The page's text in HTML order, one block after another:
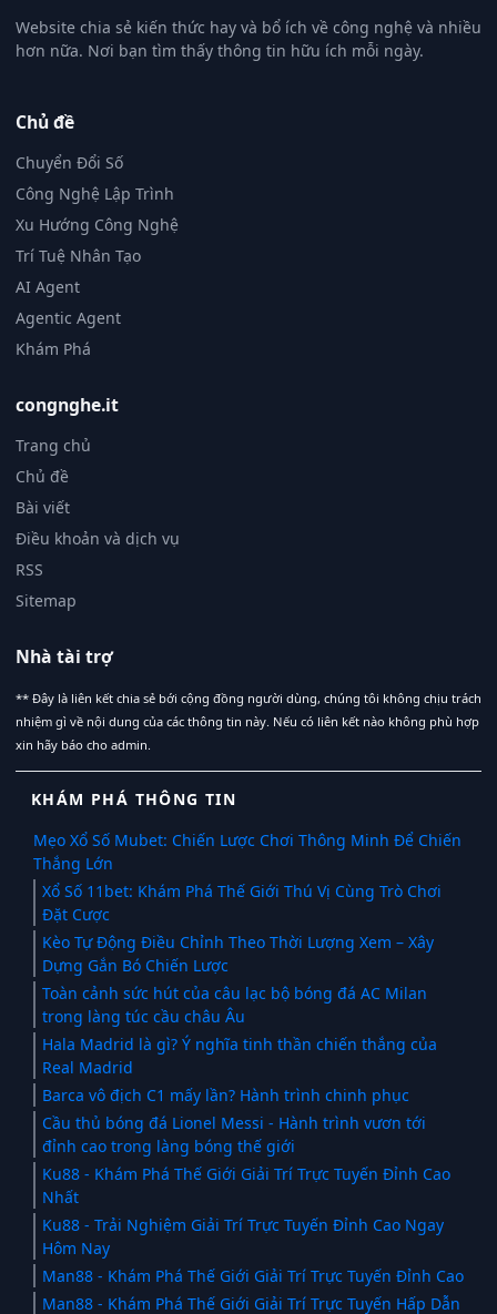
Website chia sẻ kiến thức hay và bổ ích về công nghệ và nhiều
hơn nữa. Nơi bạn tìm thấy thông tin hữu ích mỗi ngày.
Chủ đề
Chuyển Đổi Số
Công Nghệ Lập Trình
Xu Hướng Công Nghệ
Trí Tuệ Nhân Tạo
AI Agent
Agentic Agent
Khám Phá
congnghe.it
Trang chủ
Chủ đề
Bài viết
Điều khoản và dịch vụ
RSS
Sitemap
Nhà tài trợ
** Đây là liên kết chia sẻ bới cộng đồng người dùng, chúng tôi không chịu trách
nhiệm gì về nội dung của các thông tin này. Nếu có liên kết nào không phù hợp
xin hãy báo cho admin.
KHÁM PHÁ THÔNG TIN
Mẹo Xổ Số Mubet: Chiến Lược Chơi Thông Minh Để Chiến
Thắng Lớn
Xổ Số 11bet: Khám Phá Thế Giới Thú Vị Cùng Trò Chơi
Đặt Cược
Kèo Tự Động Điều Chỉnh Theo Thời Lượng Xem – Xây
Dựng Gắn Bó Chiến Lược
Toàn cảnh sức hút của câu lạc bộ bóng đá AC Milan
trong làng túc cầu châu Âu
Hala Madrid là gì? Ý nghĩa tinh thần chiến thắng của
Real Madrid
Barca vô địch C1 mấy lần? Hành trình chinh phục
Cầu thủ bóng đá Lionel Messi - Hành trình vươn tới
đỉnh cao trong làng bóng thế giới
Ku88 - Khám Phá Thế Giới Giải Trí Trực Tuyến Đỉnh Cao
Nhất
Ku88 - Trải Nghiệm Giải Trí Trực Tuyến Đỉnh Cao Ngay
Hôm Nay
Man88 - Khám Phá Thế Giới Giải Trí Trực Tuyến Đỉnh Cao
Man88 - Khám Phá Thế Giới Giải Trí Trực Tuyến Hấp Dẫn